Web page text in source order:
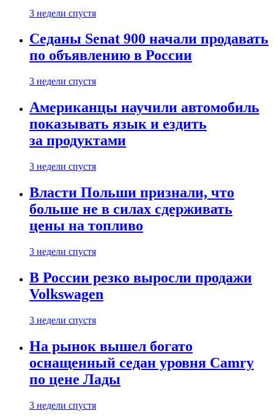
3 недели спустя
Седаны Senat 900 начали продавать
по объявлению в России
3 недели спустя
Американцы научили автомобиль
показывать язык и ездить
за продуктами
3 недели спустя
Власти Польши признали, что
больше не в силах сдерживать
цены на топливо
3 недели спустя
В России резко выросли продажи
Volkswagen
3 недели спустя
На рынок вышел богато
оснащенный седан уровня Camry
по цене Лады
3 недели спустя